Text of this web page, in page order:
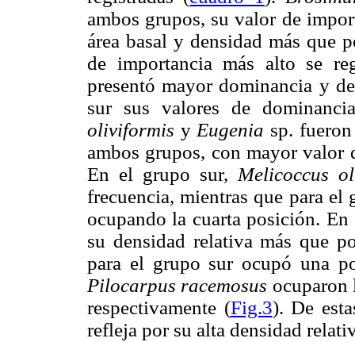
ambos grupos, su valor de
área basal y densidad más que
de importancia más alto se
presentó mayor dominancia y
sur sus valores de
oliviformis y Eugenia sp.
ambos grupos, con mayor valor
En el grupo sur, Melicoccus
frecuencia, mientras que para el
ocupando la cuarta posición.
su densidad relativa más que
para el grupo sur ocupó una
Pilocarpus racemosus ocuparon
respectivamente (Fig.3). De
refleja por su alta densidad